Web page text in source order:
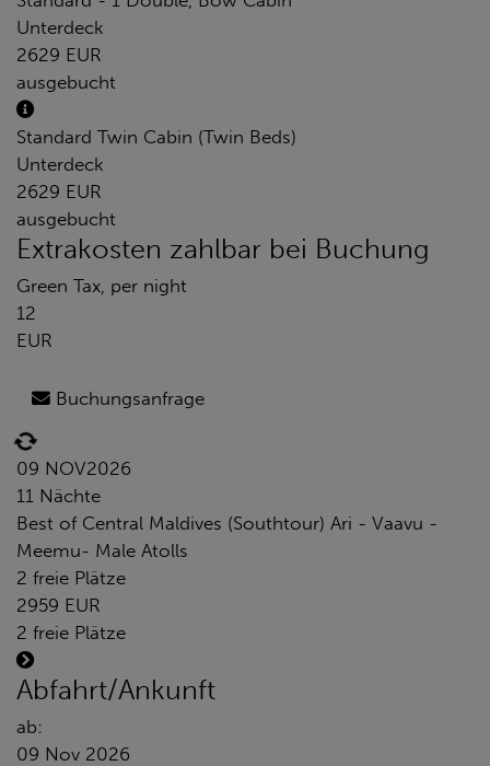
Unterdeck
2629 EUR
ausgebucht
Standard Twin Cabin (Twin Beds)
Unterdeck
2629 EUR
ausgebucht
Extrakosten zahlbar bei Buchung
Green Tax, per night
12
EUR
Buchungsanfrage
09 NOV2026
11 Nächte
Best of Central Maldives (Southtour) Ari - Vaavu -
Meemu- Male Atolls
2 freie Plätze
2959 EUR
2 freie Plätze
Abfahrt/Ankunft
ab:
09 Nov 2026